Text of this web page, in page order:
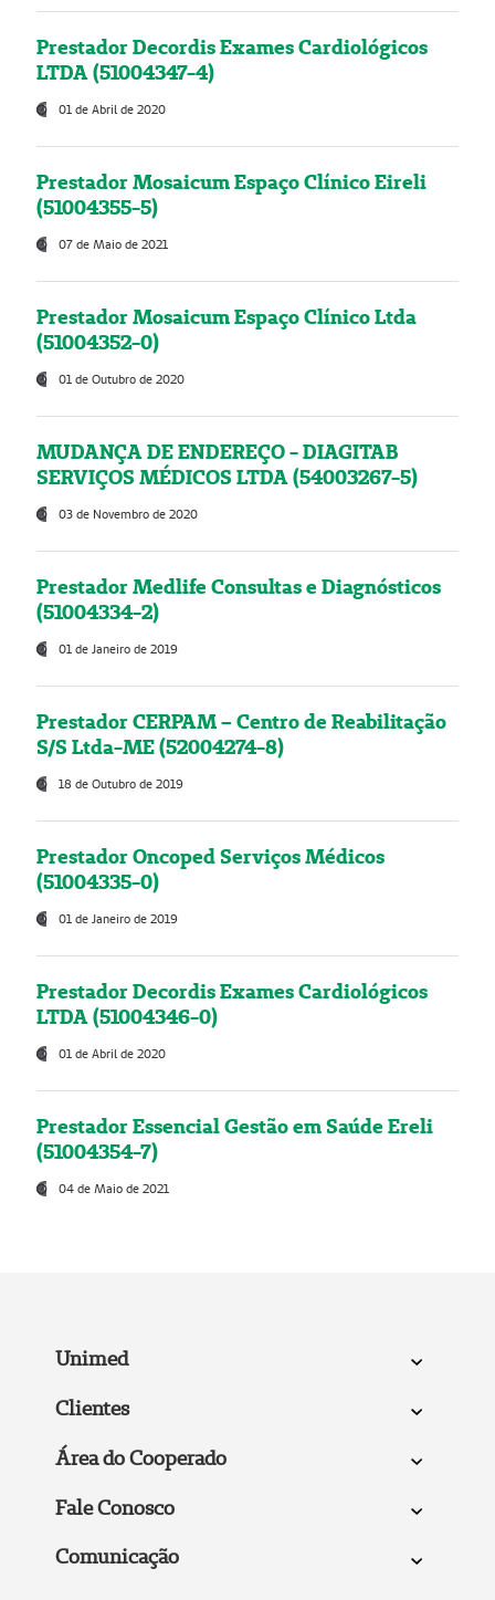
Prestador Decordis Exames Cardiológicos
LTDA (51004347-4)
01 de Abril de 2020
Prestador Mosaicum Espaço Clínico Eireli
(51004355-5)
07 de Maio de 2021
Prestador Mosaicum Espaço Clínico Ltda
(51004352-0)
01 de Outubro de 2020
MUDANÇA DE ENDEREÇO - DIAGITAB
SERVIÇOS MÉDICOS LTDA (54003267-5)
03 de Novembro de 2020
Prestador Medlife Consultas e Diagnósticos
(51004334-2)
01 de Janeiro de 2019
Prestador CERPAM – Centro de Reabilitação
S/S Ltda-ME (52004274-8)
18 de Outubro de 2019
Prestador Oncoped Serviços Médicos
(51004335-0)
01 de Janeiro de 2019
Prestador Decordis Exames Cardiológicos
LTDA (51004346-0)
01 de Abril de 2020
Prestador Essencial Gestão em Saúde Ereli
(51004354-7)
04 de Maio de 2021
Unimed
Clientes
Área do Cooperado
Fale Conosco
Comunicação